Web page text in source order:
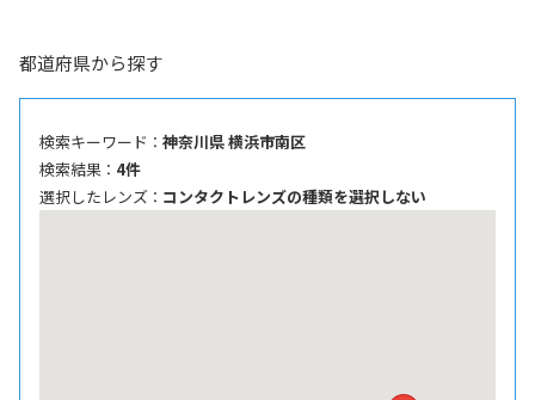
都道府県から探す
検索キーワード ： 神奈川県 横浜市南区
検索結果 ： 4件
選択したレンズ ： コンタクトレンズの種類を選択しない